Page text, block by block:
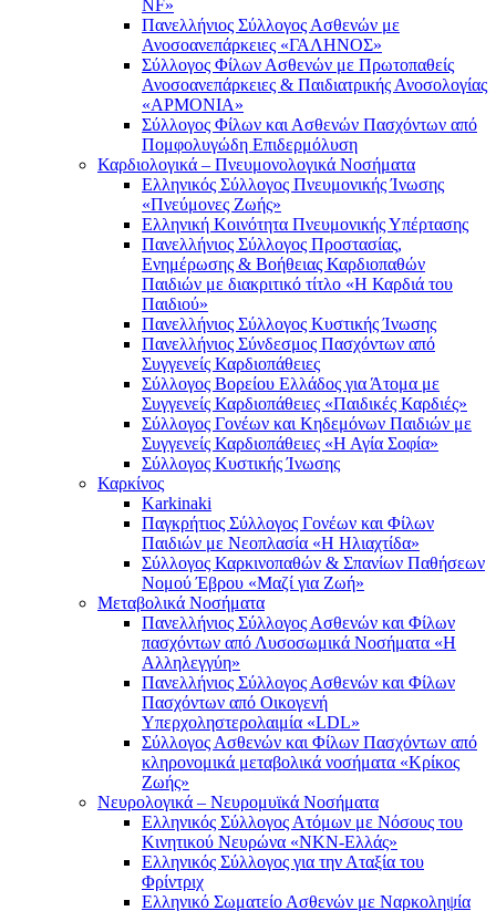
NF»
Πανελλήνιος Σύλλογος Ασθενών με
Ανοσοανεπάρκειες «ΓΑΛΗΝΟΣ»
Σύλλογος Φίλων Ασθενών με Πρωτοπαθείς
Ανοσοανεπάρκειες & Παιδιατρικής Ανοσολογίας
«ΑΡΜΟΝΙΑ»
Σύλλογος Φίλων και Ασθενών Πασχόντων από
Πομφολυγώδη Επιδερμόλυση
Καρδιολογικά – Πνευμονολογικά Νοσήματα
Ελληνικός Σύλλογος Πνευμονικής Ίνωσης
«Πνεύμονες Ζωής»
Ελληνική Κοινότητα Πνευμονικής Υπέρτασης
Πανελλήνιος Σύλλογος Προστασίας,
Ενημέρωσης & Βοήθειας Καρδιοπαθών
Παιδιών με διακριτικό τίτλο «Η Καρδιά του
Παιδιού»
Πανελλήνιος Σύλλογος Κυστικής Ίνωσης
Πανελλήνιος Σύνδεσμος Πασχόντων από
Συγγενείς Καρδιοπάθειες
Σύλλογος Βορείου Ελλάδος για Άτομα με
Συγγενείς Καρδιοπάθειες «Παιδικές Καρδιές»
Σύλλογος Γονέων και Κηδεμόνων Παιδιών με
Συγγενείς Καρδιοπάθειες «Η Αγία Σοφία»
Σύλλογος Κυστικής Ίνωσης
Καρκίνος
Karkinaki
Παγκρήτιος Σύλλογος Γονέων και Φίλων
Παιδιών με Νεοπλασία «Η Ηλιαχτίδα»
Σύλλογος Καρκινοπαθών & Σπανίων Παθήσεων
Νομού Έβρου «Μαζί για Ζωή»
Μεταβολικά Νοσήματα
Πανελλήνιος Σύλλογος Ασθενών και Φίλων
πασχόντων από Λυσοσωμικά Νοσήματα «Η
Αλληλεγγύη»
Πανελλήνιος Σύλλογος Ασθενών και Φίλων
Πασχόντων από Οικογενή
Υπερχοληστερολαιμία «LDL»
Σύλλογος Ασθενών και Φίλων Πασχόντων από
κληρονομικά μεταβολικά νοσήματα «Κρίκος
Ζωής»
Νευρολογικά – Νευρομυϊκά Νοσήματα
Ελληνικός Σύλλογος Ατόμων με Νόσους του
Κινητικού Νευρώνα «ΝΚΝ-Ελλάς»
Ελληνικός Σύλλογος για την Αταξία του
Φρίντριχ
Ελληνικό Σωματείο Ασθενών με Ναρκοληψία